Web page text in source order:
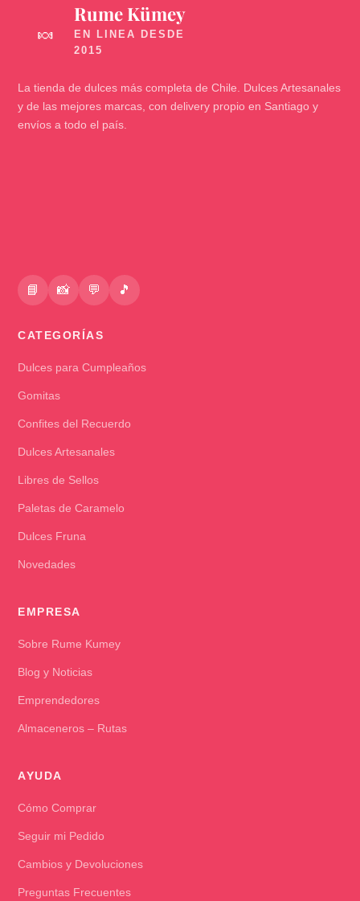
🍬
Rume Kümey
La tienda de dulces más completa de Chile. Dulces Artesanales
y de las mejores marcas, con delivery propio en Santiago y
envíos a todo el país.
📘 📸 💬 🎵
CATEGORÍAS
Dulces para Cumpleaños
Gomitas
Confites del Recuerdo
Dulces Artesanales
Libres de Sellos
Paletas de Caramelo
Dulces Fruna
Novedades
EMPRESA
Sobre Rume Kumey
Blog y Noticias
Emprendedores
Almaceneros – Rutas
AYUDA
Cómo Comprar
Seguir mi Pedido
Cambios y Devoluciones
Preguntas Frecuentes